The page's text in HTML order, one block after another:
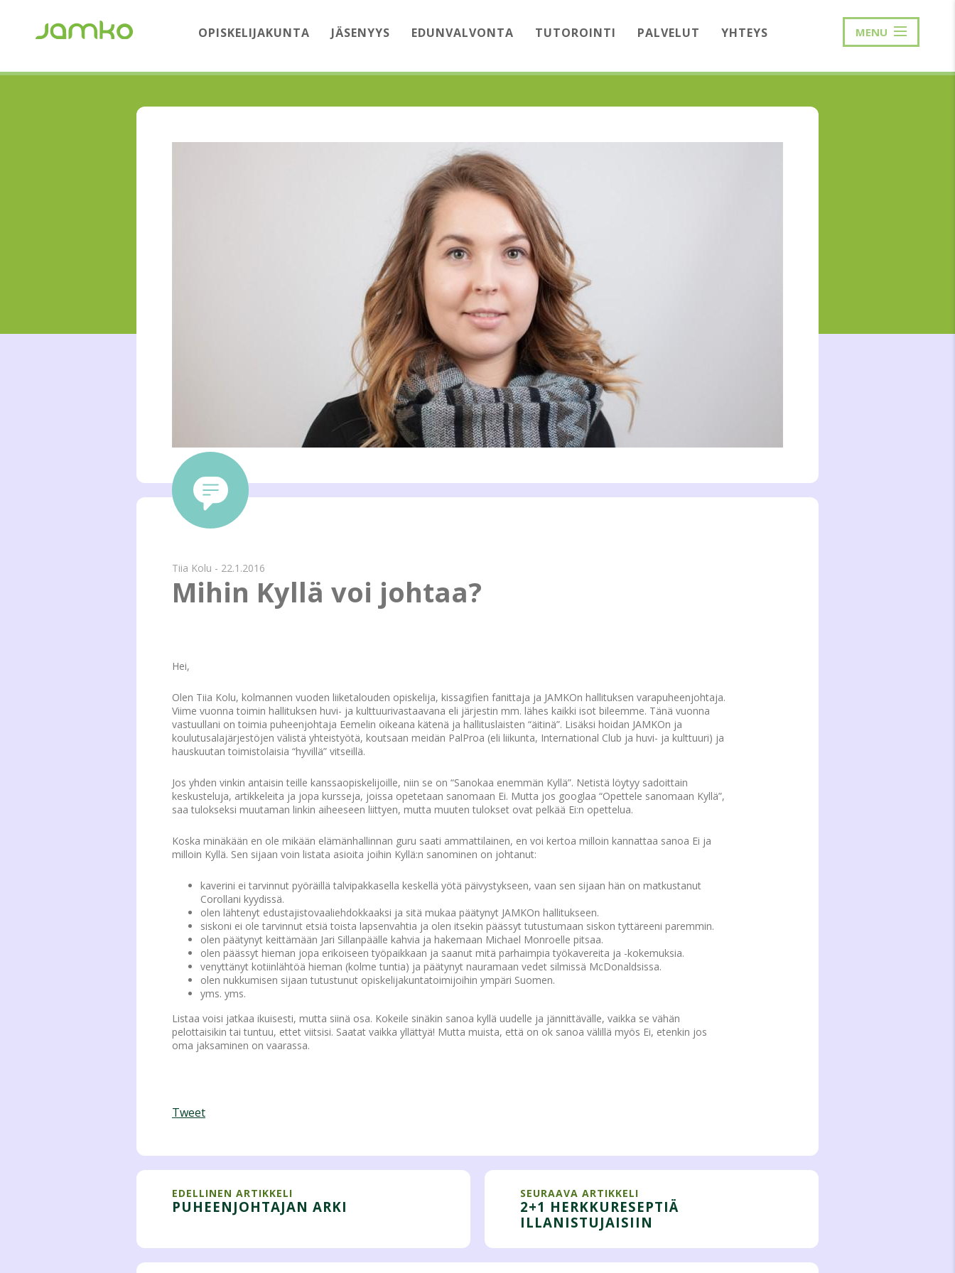
OPISKELIJAKUNTA JÄSENYYS EDUNVALVONTA TUTOROINTI PALVELUT YHTEYS MENU
Tiia Kolu - 22.1.2016
Mihin Kyllä voi johtaa?
Hei,
Olen Tiia Kolu, kolmannen vuoden liiketalouden opiskelija, kissagifien fanittaja ja JAMKOn hallituksen varapuheenjohtaja.
Viime vuonna toimin hallituksen huvi- ja kulttuurivastaavana eli järjestin mm. lähes kaikki isot bileemme. Tänä vuonna
vastuullani on toimia puheenjohtaja Eemelin oikeana kätenä ja hallituslaisten “äitinä”. Lisäksi hoidan JAMKOn ja
koulutusalajärjestöjen välistä yhteistyötä, koutsaan meidän PalProa (eli liikunta, International Club ja huvi- ja kulttuuri) ja
hauskuutan toimistolaisia “hyvillä” vitseillä.
Jos yhden vinkin antaisin teille kanssaopiskelijoille, niin se on “Sanokaa enemmän Kyllä”. Netistä löytyy sadoittain
keskusteluja, artikkeleita ja jopa kursseja, joissa opetetaan sanomaan Ei. Mutta jos googlaa “Opettele sanomaan Kyllä”,
saa tulokseksi muutaman linkin aiheeseen liittyen, mutta muuten tulokset ovat pelkää Ei:n opettelua.
Koska minäkään en ole mikään elämänhallinnan guru saati ammattilainen, en voi kertoa milloin kannattaa sanoa Ei ja
milloin Kyllä. Sen sijaan voin listata asioita joihin Kyllä:n sanominen on johtanut:
kaverini ei tarvinnut pyöräillä talvipakkasella keskellä yötä päivystykseen, vaan sen sijaan hän on matkustanut
Corollani kyydissä.
olen lähtenyt edustajistovaaliehdokkaaksi ja sitä mukaa päätynyt JAMKOn hallitukseen.
siskoni ei ole tarvinnut etsiä toista lapsenvahtia ja olen itsekin päässyt tutustumaan siskon tyttäreeni paremmin.
olen päätynyt keittämään Jari Sillanpäälle kahvia ja hakemaan Michael Monroelle pitsaa.
olen päässyt hieman jopa erikoiseen työpaikkaan ja saanut mitä parhaimpia työkavereita ja -kokemuksia.
venyttänyt kotiinlähtöä hieman (kolme tuntia) ja päätynyt nauramaan vedet silmissä McDonaldsissa.
olen nukkumisen sijaan tutustunut opiskelijakuntatoimijoihin ympäri Suomen.
yms. yms.
Listaa voisi jatkaa ikuisesti, mutta siinä osa. Kokeile sinäkin sanoa kyllä uudelle ja jännittävälle, vaikka se vähän
pelottaisikin tai tuntuu, ettet viitsisi. Saatat vaikka yllättyä! Mutta muista, että on ok sanoa välillä myös Ei, etenkin jos
oma jaksaminen on vaarassa.
Tweet
EDELLINEN ARTIKKELI
PUHEENJOHTAJAN ARKI
SEURAAVA ARTIKKELI
2+1 HERKKURESEPTIÄ
ILLANISTUJAISIIN